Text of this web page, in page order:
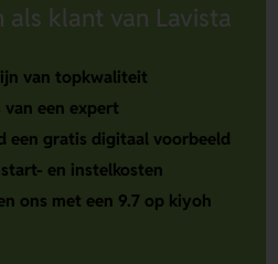
klant van Lavista
van topkwaliteit
van een expert
een gratis digitaal voorbeeld
en instelkosten
ons met een 9.7 op kiyoh